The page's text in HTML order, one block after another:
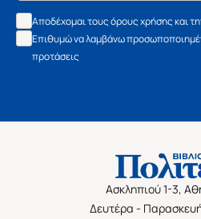
Αποδέχομαι τους όρους χρήσης και
Επιθυμώ να λαμβάνω
προτάσεις
Ασκληπιού 1-3,
Δευτέρα -